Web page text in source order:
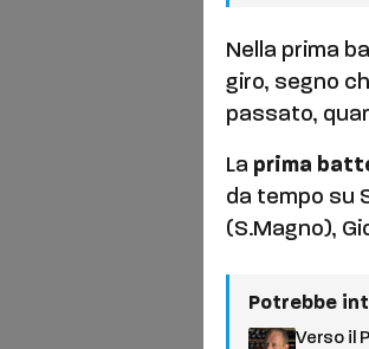
Nella prima
giro, segno
passato,
La prima
da tempo su
(S.Magno),
Potrebbe
Verso il